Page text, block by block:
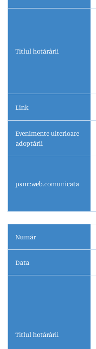
Titlul hotărârii
Link
Evenimente ulterioare
adoptării
psm::web.comunicata
Număr
Data
Titlul hotărârii